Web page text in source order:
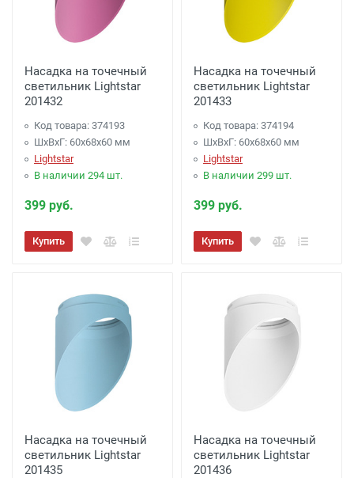
Насадка на точечный
светильник Lightstar
201432
Код товара: 374193
ШхВхГ: 60x68x60 мм
Lightstar
В наличии 294 шт.
399 руб.
Купить
Насадка на точечный
светильник Lightstar
201433
Код товара: 374194
ШхВхГ: 60x68x60 мм
Lightstar
В наличии 299 шт.
399 руб.
Купить
Насадка на точечный
светильник Lightstar
201435
Насадка на точечный
светильник Lightstar
201436